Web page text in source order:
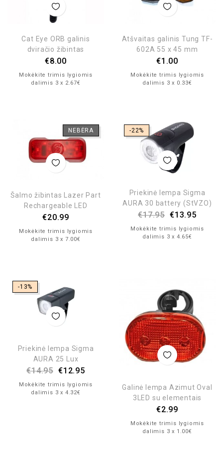
Cat Eye ORB galinis
dviračio žibintas
€8.00
Mokėkite trimis lygiomis
dalimis 3 x 2.67€
Atšvaitas galinis Tung TF-
602A 55 x 45 mm
€1.00
Mokėkite trimis lygiomis
dalimis 3 x 0.33€
NEBĖRA
Šalmo žibintas Lazer Part
Rechargeable LED
€20.99
Mokėkite trimis lygiomis
dalimis 3 x 7.00€
-22%
Priekinė lempa Sigma
AURA 30 battery (StVZO)
€17.95 €13.95
Mokėkite trimis lygiomis
dalimis 3 x 4.65€
-13%
Priekinė lempa Sigma
AURA 25 Lux
€14.95 €12.95
Mokėkite trimis lygiomis
dalimis 3 x 4.32€
Galinė lempa Azimut Oval
3LED su elementais
€2.99
Mokėkite trimis lygiomis
dalimis 3 x 1.00€